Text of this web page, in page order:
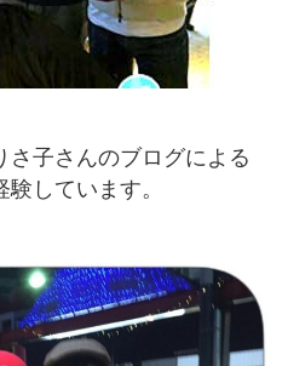
さ子さんのブログによる
しています。